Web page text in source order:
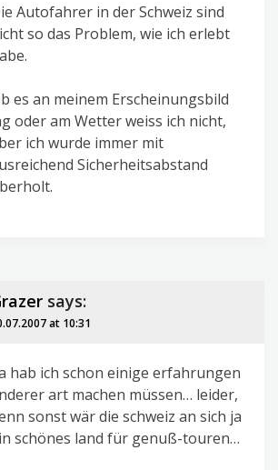
Autofahrer in der Schweiz sind
so das Problem, wie ich erlebt
es an meinem Erscheinungsbild
oder am Wetter weiss ich nicht,
ich wurde immer mit
Sicherheitsabstand
says:
at 10:31
hab ich schon einige erfahrungen
art machen müssen… leider,
sonst wär die schweiz an sich ja
schönes land für genuß-touren…